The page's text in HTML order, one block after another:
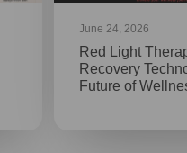
June 24, 2026
Red Light
Recovery
Future of